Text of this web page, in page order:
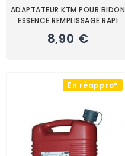
ADAPTATEUR KTM POUR BIDON
ESSENCE REMPLISSAGE RAPI
8,90 €
En réappro*